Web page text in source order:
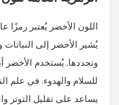
اللون الأخضر يُعتبر رمزًا
يُشير الأخضر إلى
وتجددها. يُستخدم الأخضر
للسلام والهدوء. في علم
يساعد على تقليل التوتر